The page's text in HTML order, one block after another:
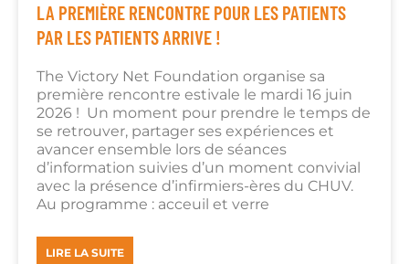
LA PREMIÈRE RENCONTRE POUR LES PATIENTS
PAR LES PATIENTS ARRIVE !
The Victory Net Foundation organise sa
première rencontre estivale le mardi 16 juin
2026 ! Un moment pour prendre le temps de
se retrouver, partager ses expériences et
avancer ensemble lors de séances
d’information suivies d’un moment convivial
avec la présence d’infirmiers-ères du CHUV.
Au programme : acceuil et verre
LIRE LA SUITE